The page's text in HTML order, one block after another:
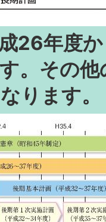
26年度
。その
ります。